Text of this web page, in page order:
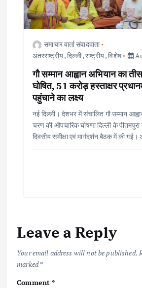
समाचार वार्ता संवाददाता
अंतरराष्ट्रीय,दिल्ली,राष्ट्रीय,विशेष
गौ सम्मान आह्वान अभियान का
घोषित, 51 करोड़ हस्ताक्षर
पहुंचाने का लक्ष्य
नई दिल्ली। देशभर में संचालित गौ सम्मान
चरण की औपचारिक घोषणा दिल्ली के
दिवसीय समीक्षा एवं मार्गदर्शन बैठक में की
Leave a Reply
Your email address will not be published.
marked*
Comment*